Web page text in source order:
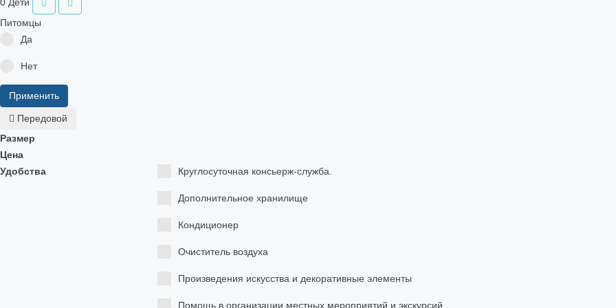
0 Дети
Питомцы
Да
Нет
Применить
Передовой
Размер
Цена
Удобства
Круглосуточная консьерж-служба.
Дополнительное хранилище
Кондиционер
Очиститель воздуха
Произведения искусства и декоративные элементы
Помощь в организации местных мероприятий и экскурсий.